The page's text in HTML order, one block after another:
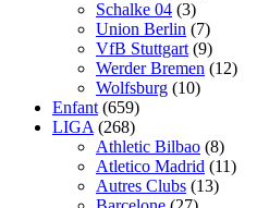
Schalke 04 (3)
Union Berlin (7)
VfB Stuttgart (9)
Werder Bremen (12)
Wolfsburg (10)
Enfant (659)
LIGA (268)
Athletic Bilbao (8)
Atletico Madrid (11)
Autres Clubs (13)